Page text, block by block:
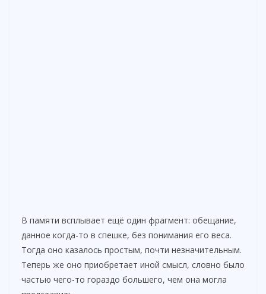
В памяти всплывает ещё один фрагмент: обещание,
данное когда-то в спешке, без понимания его веса.
Тогда оно казалось простым, почти незначительным.
Теперь же оно приобретает иной смысл, словно было
частью чего-то гораздо большего, чем она могла